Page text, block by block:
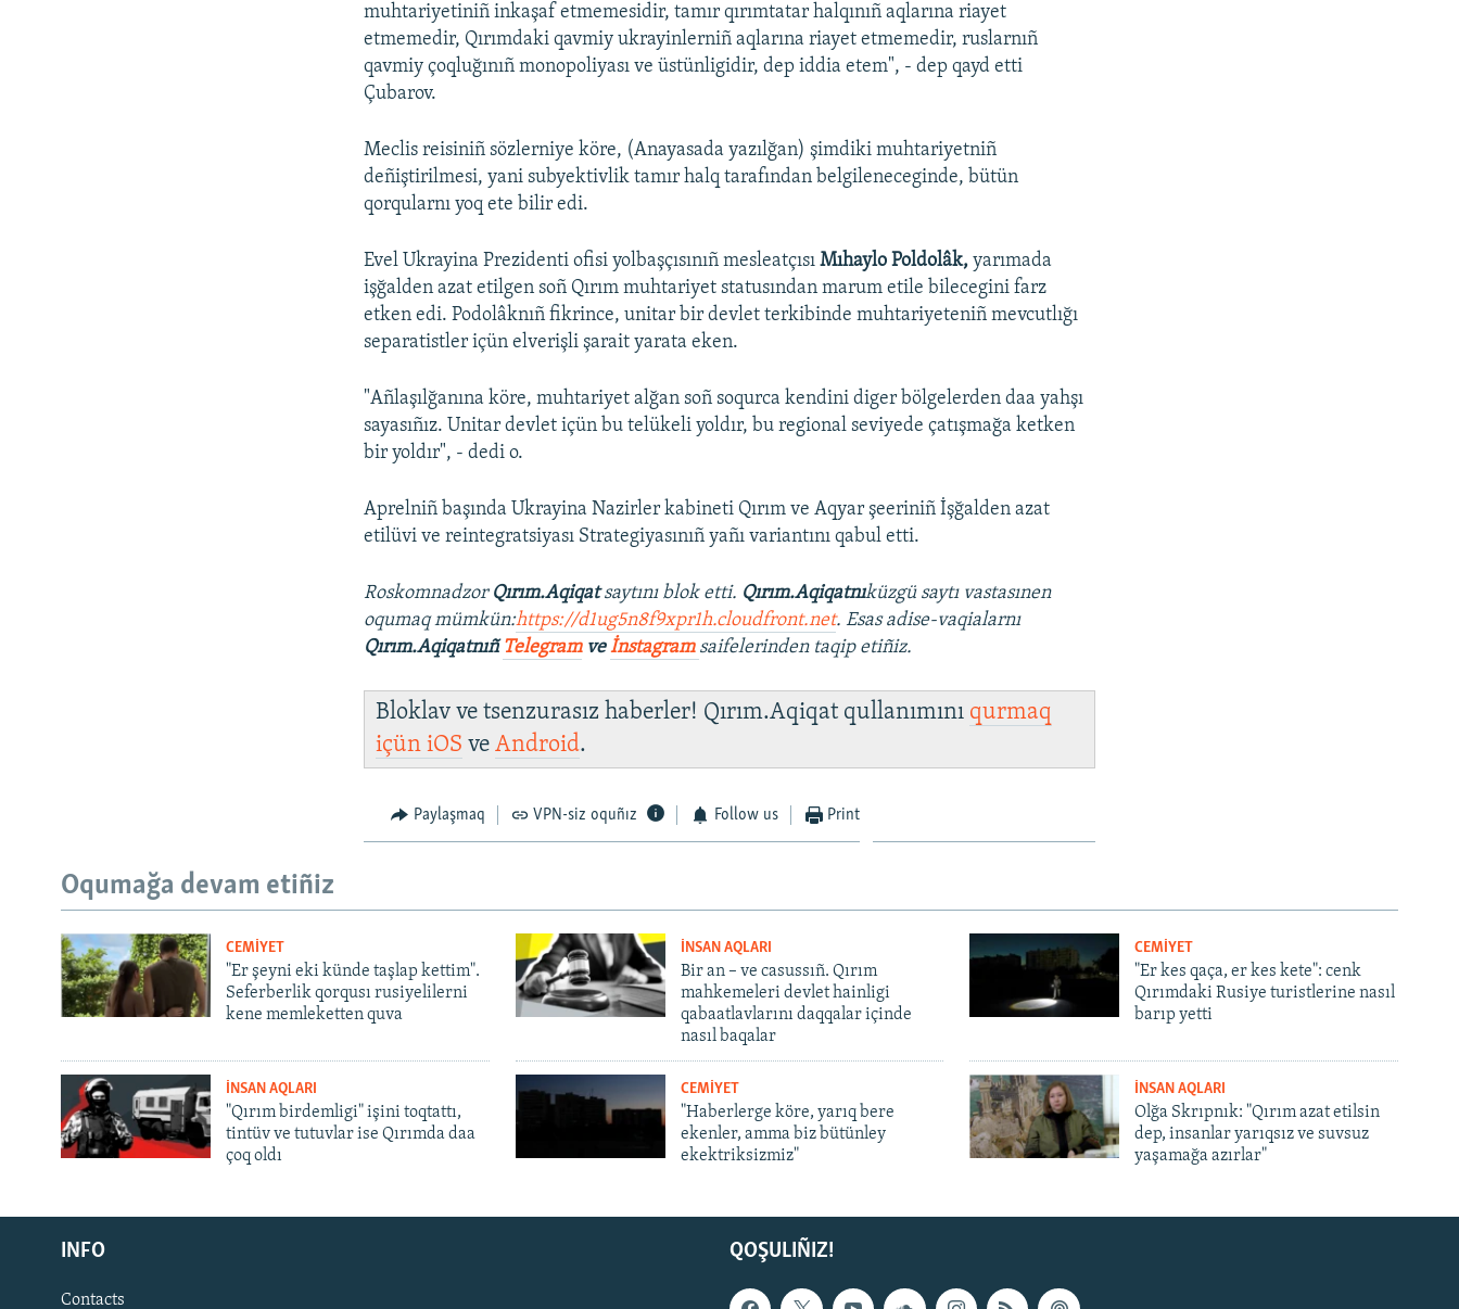
Русский
Українською
muhtariyetiniñ inkaşaf etmemesidir, tamır qırımtatar halqınıñ aqlarına riayet
etmemedir, Qırımdaki qavmiy ukrayinlerniñ aqlarına riayet etmemedir, ruslarnıñ
qavmiy çoqluğınıñ monopoliyası ve üstünligidir, dep iddia etem", - dep qayd etti
Çubarov.
Meclis reisiniñ sözlerniye köre, (Anayasada yazılğan) şimdiki muhtariyetniñ
deñiştirilmesi, yani subyektivlik tamır halq tarafından belgileneceginde, bütün
qorqularnı yoq ete bilir edi.
Evel Ukrayina Prezidenti ofisi yolbaşçısınıñ mesleatçısıMıhaylo Poldolâk,yarımada
işğalden azat etilgen soñ Qırım muhtariyet statusından marum etile bilecegini farz
etken edi. Podolâknıñ fikrince, unitar bir devlet terkibinde muhtariyeteniñ mevcutlığı
separatistler içün elverişli şarait yarata eken.
"Añlaşılğanına köre, muhtariyet alğan soñ soqurca kendini diger bölgelerden daa yahşı
sayasıñız. Unitar devlet içün bu telükeli yoldır, bu regional seviyede çatışmağa ketken
bir yoldır", - dedi o.
Aprelniñ başında Ukrayina Nazirler kabineti Qırım ve Aqyar şeeriniñ İşğalden azat
etilüvi ve reintegratsiyası Strategiyasınıñ yañı variantını qabul etti.
Roskomnadzor Qırım.Aqiqatsaytını blok etti. Qırım.Aqiqatnıküzgü saytı vastasınen
oqumaq mümkün:https://d1ug5n8f9xpr1h.cloudfront.net. Esas adise-vaqialarnı
Qırım.AqiqatnıñTelegramveİnstagram saifelerinden taqip etiñiz.
Bloklav ve tsenzurasız haberler! Qırım.Aqiqat qullanımını qurmaq
içüniOS veAndroid.
Paylaşmaq VPN-siz oquñız Follow us Print
Oqumağa devam etiñiz
CEMİYET
"Er şeyni eki künde taşlap kettim".
Seferberlik qorqusı rusiyelilerni
kene memleketten quva
İNSAN AQLARI
Bir an – ve casussıñ. Qırım
mahkemeleri devlet hainligi
qabaatlavlarını daqqalar içinde
nasıl baqalar
CEMİYET
"Er kes qaça, er kes kete": cenk
Qırımdaki Rusiye turistlerine nasıl
barıp yetti
İNSAN AQLARI
"Qırım birdemligi" işini toqtattı,
tintüv ve tutuvlar ise Qırımda daa
çoq oldı
CEMİYET
"Haberlerge köre, yarıq bere
ekenler, amma biz bütünley
ekektriksizmiz"
İNSAN AQLARI
Olğa Skrıpnık: "Qırım azat etilsin
dep, insanlar yarıqsız ve suvsuz
yaşamağa azırlar"
QOŞULIÑIZ!
INFO
Contacts